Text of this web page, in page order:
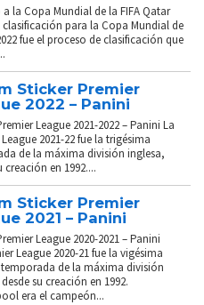
la Copa Mundial de la FIFA Qatar
clasificación para la Copa Mundial de
fue el proceso de clasificación que
Sticker Premier
2022 – Panini
League 2021-2022 – Panini La
2021-22 fue la trigésima
de la máxima división inglesa,
creación en 1992....
Sticker Premier
2021 – Panini
League 2020-2021 – Panini
League 2020-21 fue la vigésima
de la máxima división
su creación en 1992.
era el campeón...